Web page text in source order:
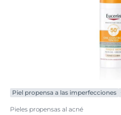
Piel propensa a las imperfecciones
Pieles propensas al acné